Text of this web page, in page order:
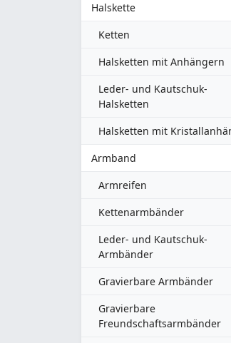
Halskette
Ketten
Halsketten mit Anhängern
Leder- und Kautschuk-
Halsketten
Halsketten mit
Armband
Armreifen
Kettenarmbänder
Leder- und Kautschuk-
Armbänder
Gravierbare Armbänder
Gravierbare
Freundschaftsarmbänder